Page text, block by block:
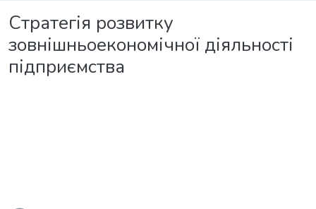
Стратегія розвитку
зовнішньоекономічної діяльності
підприємства